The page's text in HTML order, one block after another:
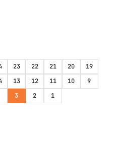
23 22 21 20
19
13 12 11 10
9
3 2 1